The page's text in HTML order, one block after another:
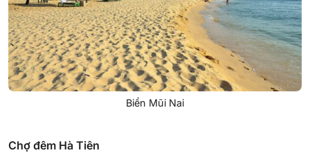
Biển Mũi Nai
Chợ đêm Hà Tiên